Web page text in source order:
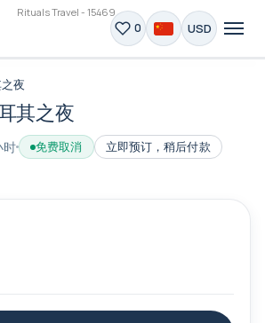
Rituals Travel - 15469
0 USD
夜
其之夜
时 免费取消 立即预订，稍后付款